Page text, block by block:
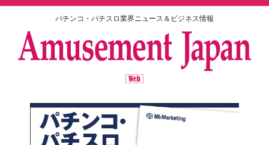
パチンコ・パチスロ業界ニュース＆ビジネス情報